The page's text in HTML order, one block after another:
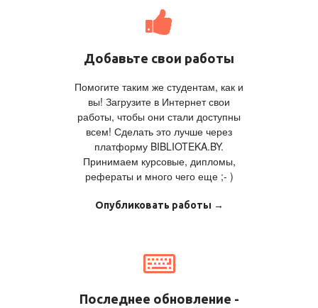
Добавьте свои работы
Помогите таким же студентам, как и
вы! Загрузите в Интернет свои
работы, чтобы они стали доступны
всем! Сделать это лучше через
платформу BIBLIOTEKA.BY.
Принимаем курсовые, дипломы,
рефераты и много чего еще ;- )
Опубликовать работы →
Последнее обновление -